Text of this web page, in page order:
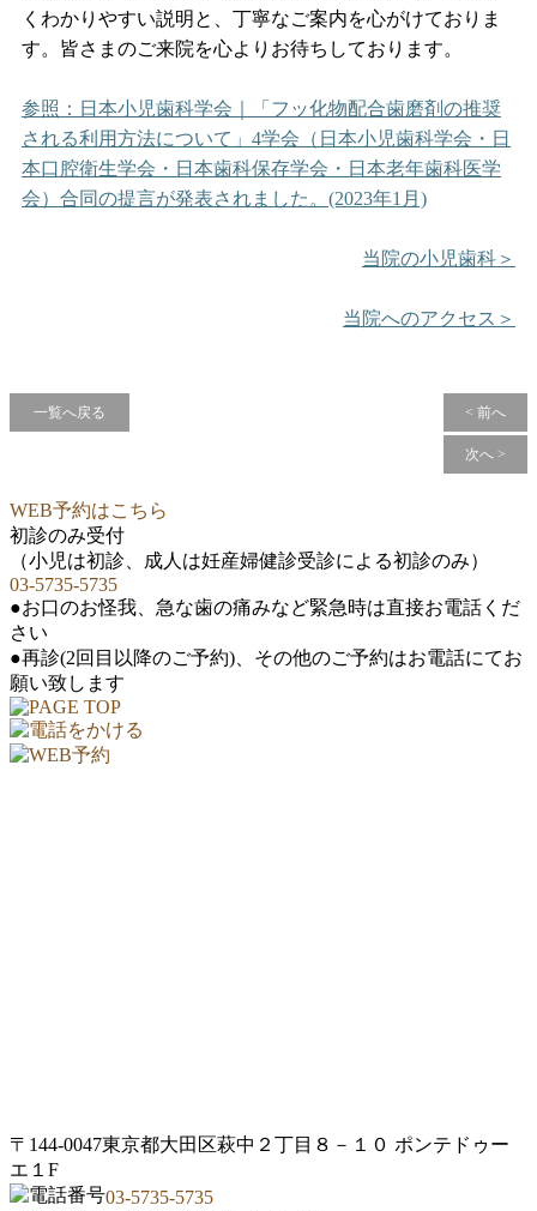
くわかりやすい説明と、丁寧なご案内を心がけておりま
す。皆さまのご来院を心よりお待ちしております。
参照：日本小児歯科学会｜「フッ化物配合歯磨剤の推奨
される利用方法について」4学会（日本小児歯科学会・日
本口腔衛生学会・日本歯科保存学会・日本老年歯科医学
会）合同の提言が発表されました。(2023年1月)
当院の小児歯科＞
当院へのアクセス＞
一覧へ戻る < 前へ
次へ >
WEB予約はこちら
初診のみ受付
（小児は初診、成人は妊産婦健診受診による初診のみ）
03-5735-5735
●お口のお怪我、急な歯の痛みなど緊急時は直接お電話くだ
さい
●再診(2回目以降のご予約)、その他のご予約はお電話にてお
願い致します
〒144-0047東京都大田区萩中２丁目８－１０ ポンテドゥー
エ１F
03-5735-5735